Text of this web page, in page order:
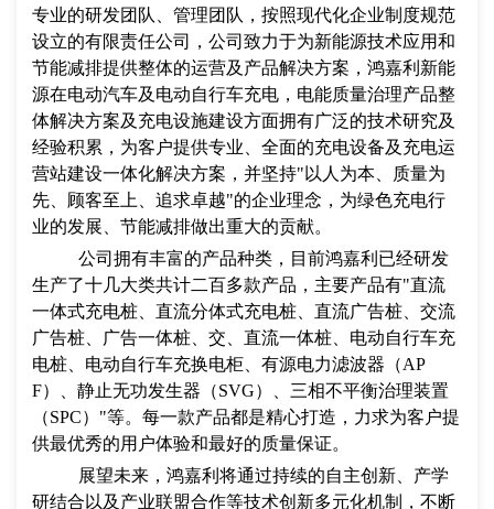
专业的研发团队、管理团队，按照现代化企业制度规范
设立的有限责任公司，公司致力于为新能源技术应用和
节能减排提供整体的运营及产品解决方案，鸿嘉利新能
源在电动汽车及电动自行车充电，电能质量治理产品整
体解决方案及充电设施建设方面拥有广泛的技术研究及
经验积累，为客户提供专业、全面的充电设备及充电运
营站建设一体化解决方案，并坚持"以人为本、质量为
先、顾客至上、追求卓越"的企业理念，为绿色充电行
业的发展、节能减排做出重大的贡献。
公司拥有丰富的产品种类，目前鸿嘉利已经研发
生产了十几大类共计二百多款产品，主要产品有"直流
一体式充电桩、直流分体式充电桩、直流广告桩、交流
广告桩、广告一体桩、交、直流一体桩、电动自行车充
电桩、电动自行车充换电柜、有源电力滤波器（AP
F）、静止无功发生器（SVG）、三相不平衡治理装置
（SPC）"等。每一款产品都是精心打造，力求为客户提
供最优秀的用户体验和最好的质量保证。
展望未来，鸿嘉利将通过持续的自主创新、产学
研结合以及产业联盟合作等技术创新多元化机制，不断